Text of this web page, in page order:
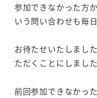
参加できなかった方
いう問い合わせも毎
お待たせいたしまし
ただくことにしました
前回参加できなかっ